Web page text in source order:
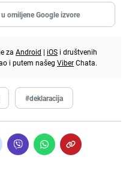
omiljene Google izvore
za Android | iOS i društvenih
i putem našeg ViberChata.
#deklaracija